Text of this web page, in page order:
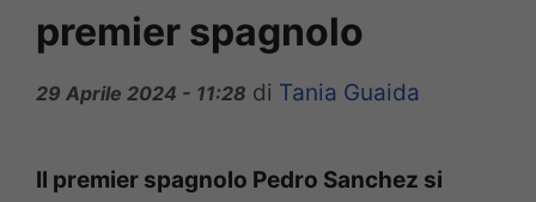
premier spagnolo
29 Aprile 2024 - 11:28 di Tania Guaida
Il premier spagnolo Pedro Sanchez si